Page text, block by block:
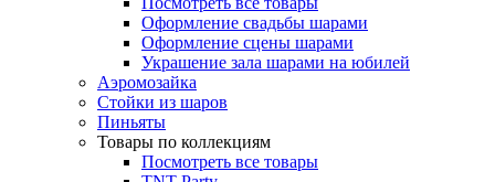
Оформление свадьбы шарами
Оформление сцены шарами
Украшение зала шарами на юбилей
Аэромозайка
Стойки из шаров
Пиньяты
Товары по коллекциям
Посмотреть все товары